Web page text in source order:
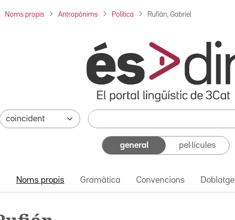
Noms propis Antropònims Política Rufián, Gabriel
general pel·lícules
Noms propis Gramàtica Convencions Doblatge